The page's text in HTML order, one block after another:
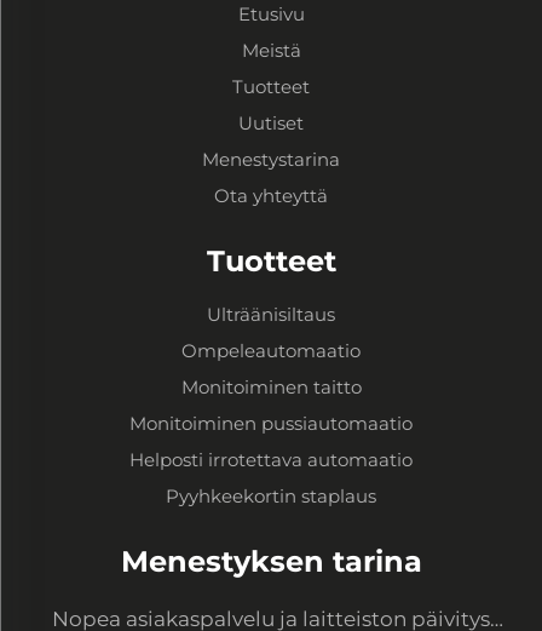
Etusivu
Meistä
Tuotteet
Uutiset
Menestystarina
Ota yhteyttä
Tuotteet
Ulträänisiltaus
Ompeleautomaatio
Monitoiminen taitto
Monitoiminen pussiautomaatio
Helposti irrotettava automaatio
Pyyhkeekortin staplaus
Menestyksen tarina
Nopea asiakaspalvelu ja laitteiston päivitys